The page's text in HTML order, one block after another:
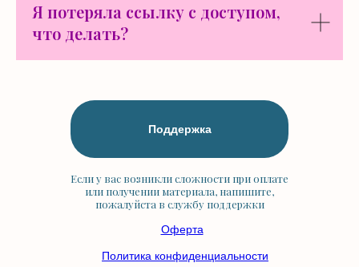
Я потеряла ссылку с доступом,
что делать?
Если у вас возникли сложности при оплате
или получении материала, напишите,
пожалуйста в службу поддержки
Политика конфиденциальности
Поддержка
Оферта